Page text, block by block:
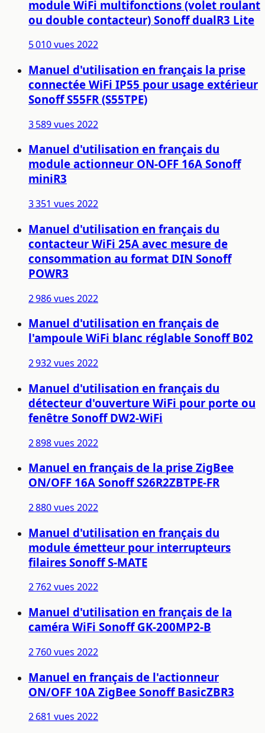
module WiFi multifonctions (volet roulant
ou double contacteur) Sonoff dualR3 Lite
5 010 vues 2022
Manuel d'utilisation en français la prise
connectée WiFi IP55 pour usage extérieur
Sonoff S55FR (S55TPE)
3 589 vues 2022
Manuel d'utilisation en français du
module actionneur ON-OFF 16A Sonoff
miniR3
3 351 vues 2022
Manuel d'utilisation en français du
contacteur WiFi 25A avec mesure de
consommation au format DIN Sonoff
POWR3
2 986 vues 2022
Manuel d'utilisation en français de
l'ampoule WiFi blanc réglable Sonoff B02
2 932 vues 2022
Manuel d'utilisation en français du
détecteur d'ouverture WiFi pour porte ou
fenêtre Sonoff DW2-WiFi
2 898 vues 2022
Manuel en français de la prise ZigBee
ON/OFF 16A Sonoff S26R2ZBTPE-FR
2 880 vues 2022
Manuel d'utilisation en français du
module émetteur pour interrupteurs
filaires Sonoff S-MATE
2 762 vues 2022
Manuel d'utilisation en français de la
caméra WiFi Sonoff GK-200MP2-B
2 760 vues 2022
Manuel en français de l'actionneur
ON/OFF 10A ZigBee Sonoff BasicZBR3
2 681 vues 2022